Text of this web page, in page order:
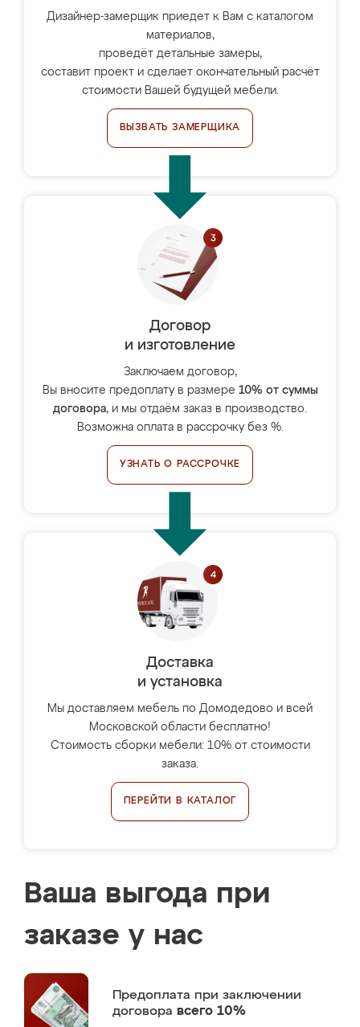
Дизайнер-замерщик приедет к Вам с каталогом
материалов,
проведёт детальные замеры,
составит проект и сделает окончательный расчёт
стоимости Вашей будущей мебели.
ВЫЗВАТЬ ЗАМЕРЩИКА
Договор
и изготовление
Заключаем договор,
Вы вносите предоплату в размере 10% от суммы
договора, и мы отдаём заказ в производство.
Возможна оплата в рассрочку без %.
УЗНАТЬ О РАССРОЧКЕ
Доставка
и установка
Мы доставляем мебель по Домодедово и всей
Московской области бесплатно!
Стоимость сборки мебели: 10% от стоимости
заказа.
ПЕРЕЙТИ В КАТАЛОГ
Ваша выгода при
заказе у нас
Предоплата при заключении
договора всего 10%